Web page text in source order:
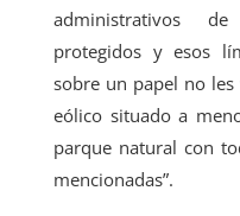
administrativos
protegidos y esos
sobre un papel no
eólico situado a
parque natural con
mencionadas”.